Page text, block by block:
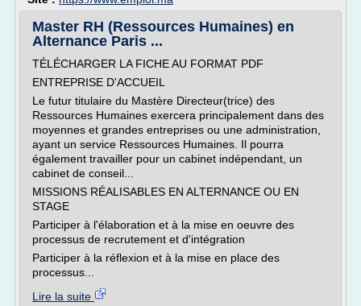
Master RH (Ressources Humaines) en
Alternance Paris ...
TÉLÉCHARGER LA FICHE AU FORMAT PDF
ENTREPRISE D'ACCUEIL
Le futur titulaire du Mastère Directeur(trice) des
Ressources Humaines exercera principalement dans des
moyennes et grandes entreprises ou une administration,
ayant un service Ressources Humaines. Il pourra
également travailler pour un cabinet indépendant, un
cabinet de conseil...
MISSIONS RÉALISABLES EN ALTERNANCE OU EN
STAGE
Participer à l'élaboration et à la mise en oeuvre des
processus de recrutement et d'intégration
Participer à la réflexion et à la mise en place des
processus...
Lire la suite